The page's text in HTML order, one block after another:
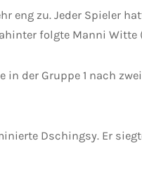
eng zu. Jeder Spieler
folgte Manni Witte
in der Gruppe 1 nach
Dschingsy. Er